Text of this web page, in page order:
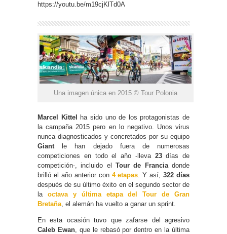
https://youtu.be/m19cjKlTd0A
Una imagen única en 2015 © Tour Polonia
Marcel Kittel
ha sido uno de los protagonistas de
la campaña 2015 pero en lo negativo. Unos virus
nunca diagnosticados y concretados por su equipo
Giantle han dejado fuera de numerosas
competiciones en todo el año -lleva 23días de
competición-, incluido el Tour de Franciadonde
brilló el año anterior con 4 etapas. Y así,322 días
después de su último éxito en el segundo sector de
la octava y última etapa del Tour de Gran
Bretaña, el alemán ha vuelto a ganar un sprint.
En esta ocasión tuvo que zafarse del agresivo
Caleb Ewan, que le rebasó por dentro en la última